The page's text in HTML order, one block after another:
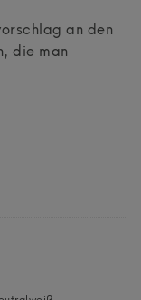
an den
die man